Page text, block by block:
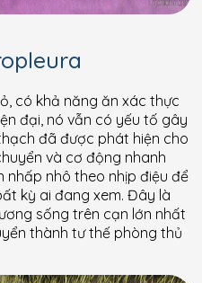
có khả năng ăn xác thực
đại, nó vẫn có yếu tố gây
đã được phát hiện cho
và cơ động nhanh
nhấp nhô theo nhịp điệu để
kỳ ai đang xem. Đây là
sống trên cạn lớn nhất
thành tư thế phòng thủ